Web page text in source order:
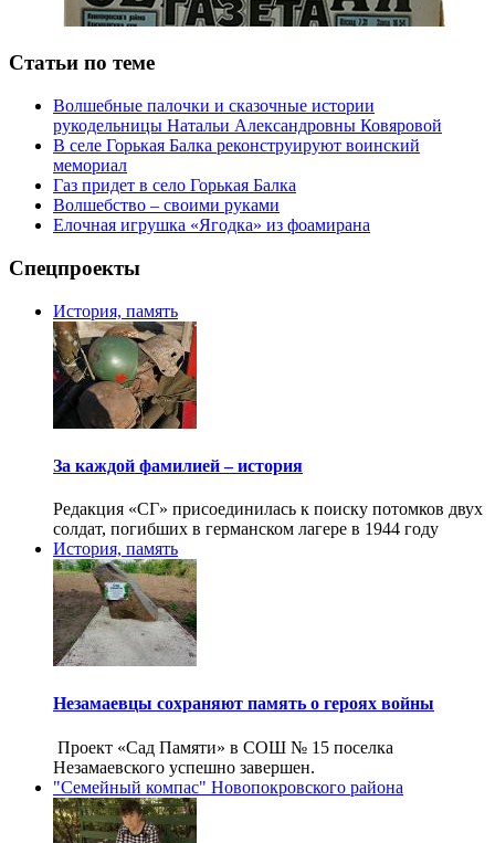
Статьи по теме
Волшебные палочки и сказочные истории
рукодельницы Натальи Александровны Ковяровой
В селе Горькая Балка реконструируют воинский
мемориал
Газ придет в село Горькая Балка
Волшебство – своими руками
Елочная игрушка «Ягодка» из фоамирана
Спецпроекты
История, память
За каждой фамилией – история
Редакция «СГ» присоединилась к поиску потомков двух
солдат, погибших в германском лагере в 1944 году
История, память
Незамаевцы сохраняют память о героях войны
Проект «Сад Памяти» в СОШ № 15 поселка
Незамаевского успешно завершен.
"Семейный компас" Новопокровского района